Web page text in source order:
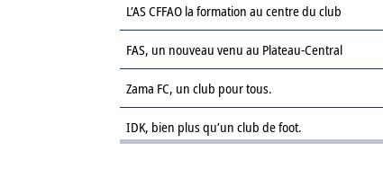
L’AS CFFAO la formation au centre du club
FAS, un nouveau venu au Plateau-Central
Zama FC, un club pour tous.
IDK, bien plus qu’un club de foot.